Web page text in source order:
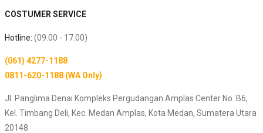
COSTUMER SERVICE
Hotline: (09.00 - 17.00)
(061) 4277-1188
0811-620-1188 (WA Only)
Jl. Panglima Denai Kompleks Pergudangan Amplas Center No. B6,
Kel. Timbang Deli, Kec. Medan Amplas, Kota Medan, Sumatera Utara
20148